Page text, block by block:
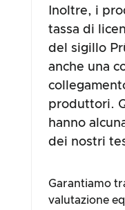
Inoltre, i
tassa di
del sigillo
anche una
produttori.
hanno
dei nostri
Garantiamo
valutazione